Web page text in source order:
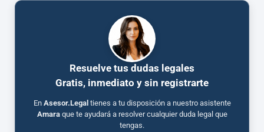
Resuelve tus dudas legales
Gratis, inmediato y sin registrarte
En Asesor.Legal tienes a tu disposición a nuestro asistente
Amaraque te ayudará a resolver cualquier duda legal que
tengas.